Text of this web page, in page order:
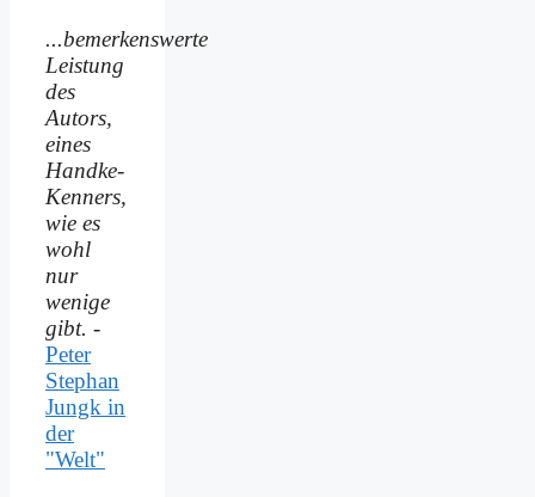
...bemerkenswerte
Leistung
des
Autors,
eines
Handke-
Kenners,
wie es
wohl
nur
wenige
gibt. -
Peter
Stephan
Jungk in
der
"Welt"